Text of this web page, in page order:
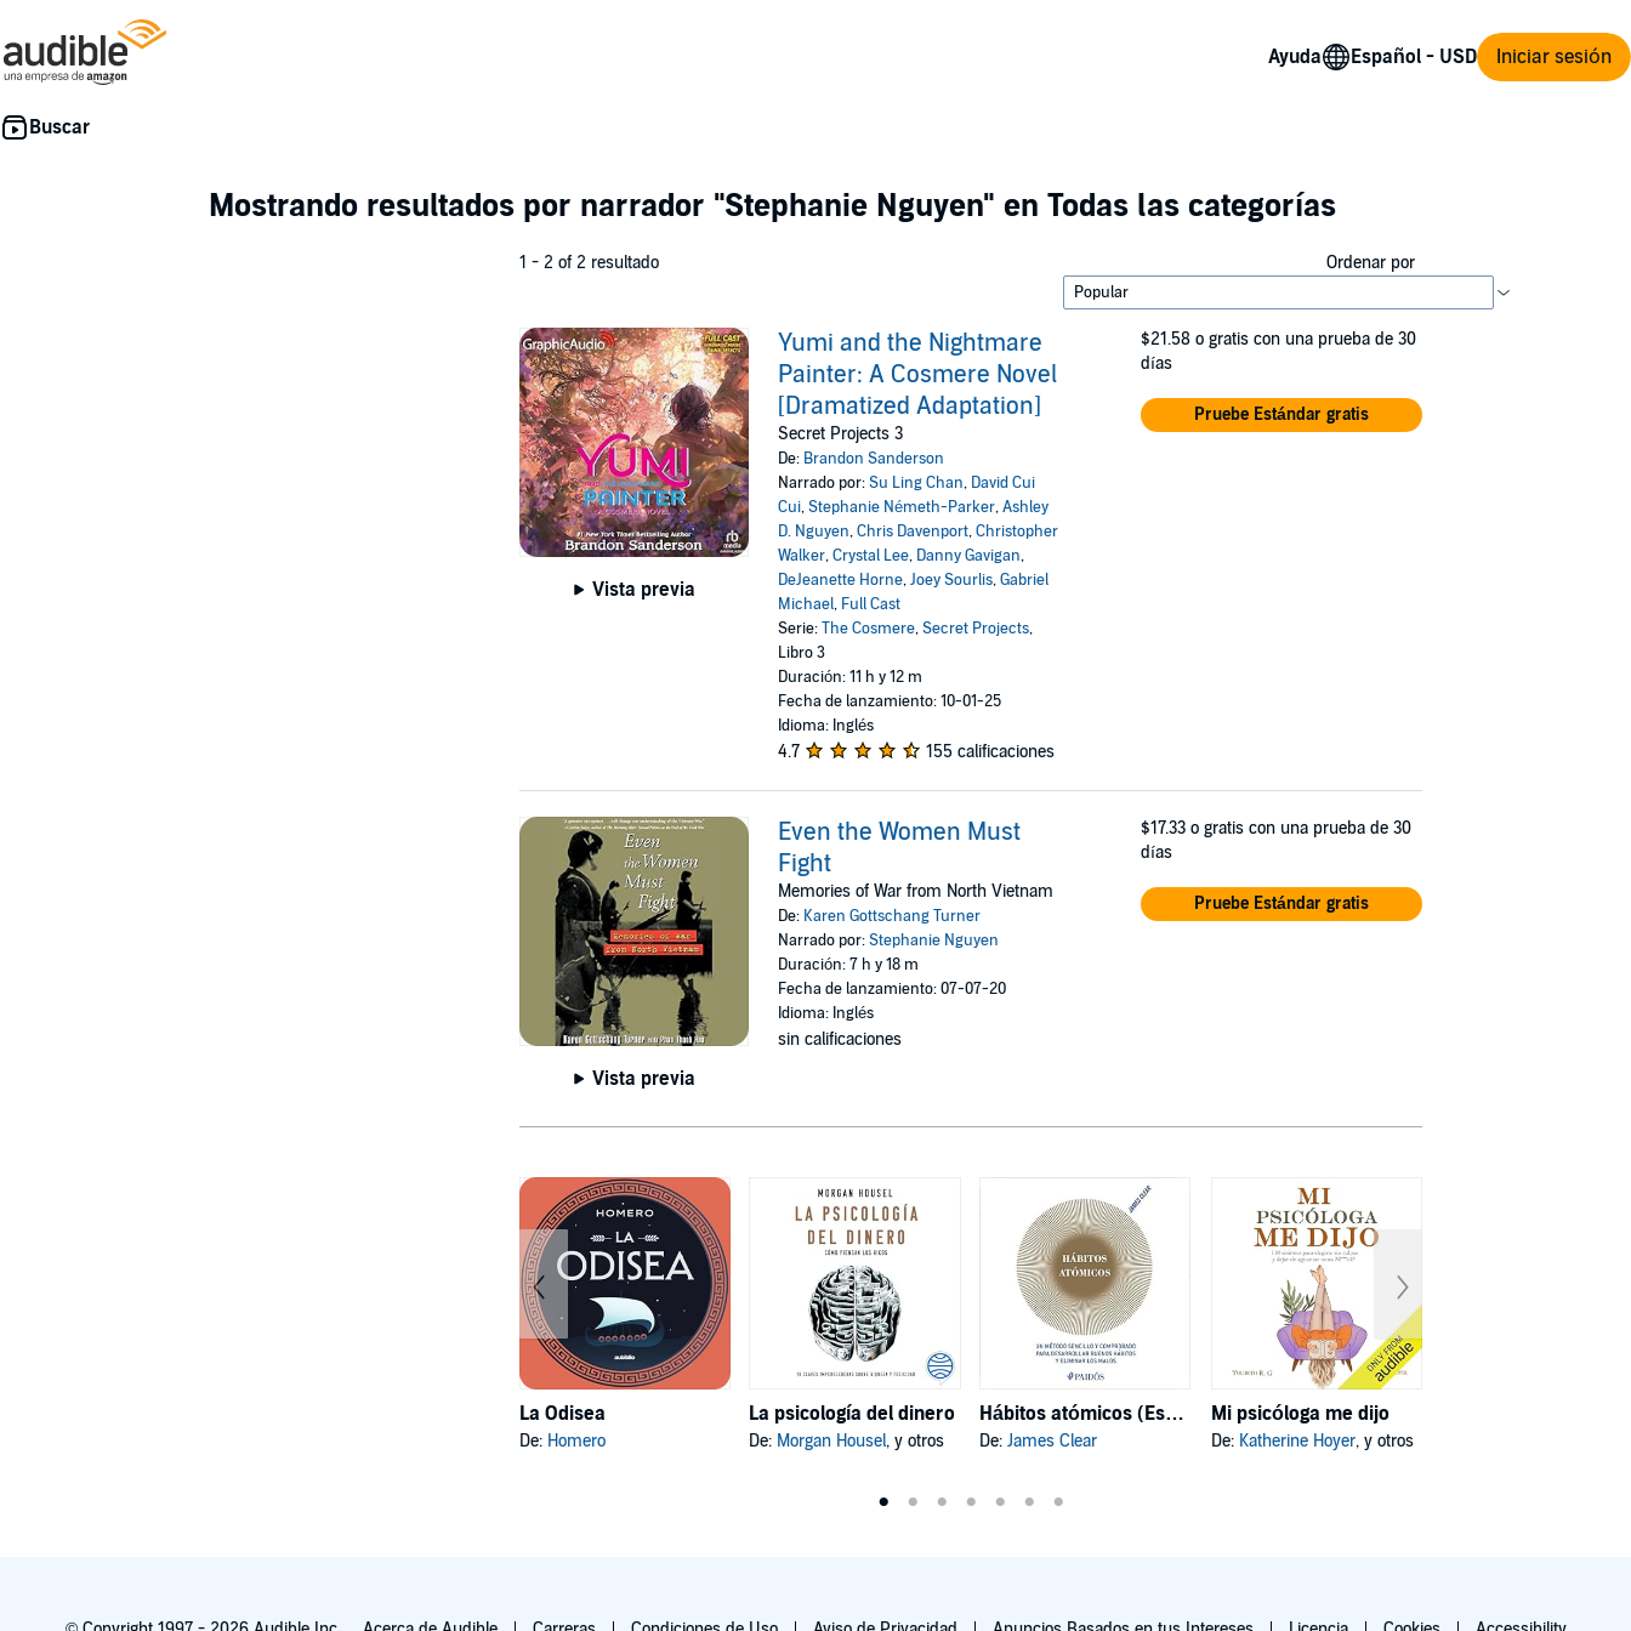
Ayuda Iniciar sesión
Mostrando resultados por narrador "Stephanie Nguyen" en Todas las categorías
1 - 2 of 2 resultado Ordenar por
Vista previa
Yumi and the Nightmare
Painter: A Cosmere Novel
[Dramatized Adaptation]
Secret Projects 3
De: Brandon Sanderson
Narrado por:Su Ling Chan, David Cui
Cui,Stephanie Németh-Parker,Ashley
D. Nguyen,Chris Davenport,Christopher
Walker,Crystal Lee, Danny Gavigan,
DeJeanette Horne,Joey Sourlis,Gabriel
Michael, Full Cast
Serie:The Cosmere,Secret Projects,
Libro 3
Duración: 11 h y 12 m
Fecha de lanzamiento: 10-01-25
Idioma: Inglés
4.7 155 calificaciones
$21.58 o gratis con una prueba de 30
días
Pruebe Estándar gratis
Vista previa
Even the Women Must
Fight
Memories of War from North Vietnam
De: Karen Gottschang Turner
Narrado por:Stephanie Nguyen
Duración: 7 h y 18 m
Fecha de lanzamiento: 07-07-20
Idioma: Inglés
sin calificaciones
$17.33 o gratis con una prueba de 30
días
Pruebe Estándar gratis
La Odisea
De: Homero
La psicología del dinero
De: Morgan Housel, y otros
Hábitos atómicos (Español neutro)
De: James Clear
Mi psicóloga me dijo
De: Katherine Hoyer, y otros